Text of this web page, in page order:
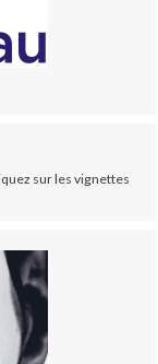
sur les vignettes